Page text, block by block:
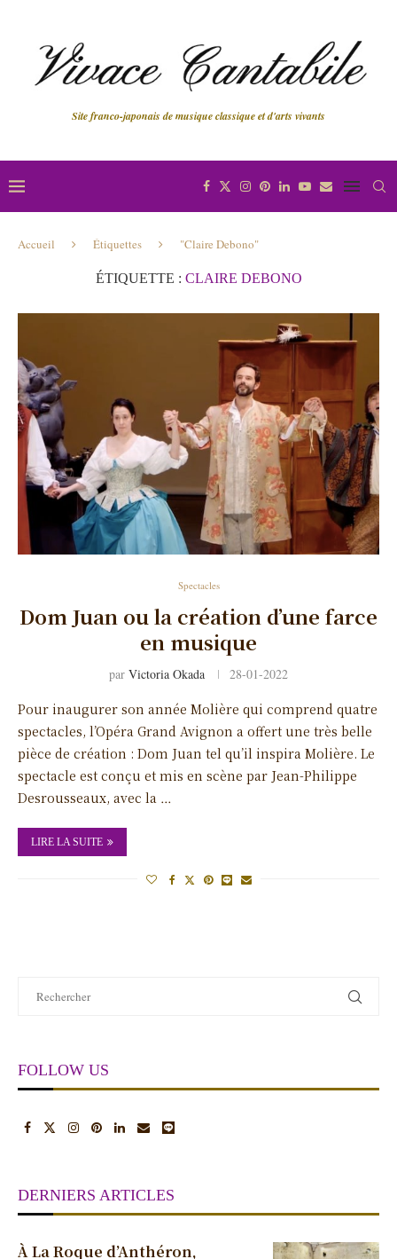
Site franco-japonais de musique classique et d'arts vivants
Accueil Étiquettes "Claire Debono"
ÉTIQUETTE : CLAIRE DEBONO
Spectacles
Dom Juan ou la création d’une farce
en musique
par Victoria Okada 28-01-2022
Pour inaugurer son année Molière qui comprend quatre
spectacles, l’Opéra Grand Avignon a offert une très belle
pièce de création : Dom Juan tel qu’il inspira Molière. Le
spectacle est conçu et mis en scène par Jean-Philippe
Desrousseaux, avec la …
LIRE LA SUITE
FOLLOW US
DERNIERS ARTICLES
À La Roque d’Anthéron,